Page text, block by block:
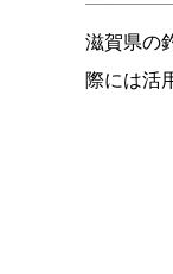
滋賀県の
際には活